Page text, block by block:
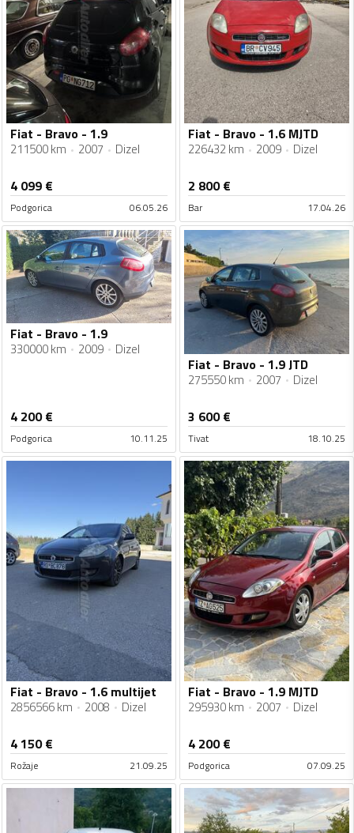
Fiat - Bravo - 1.9
211500 km 2007 Dizel
4 099 €
Podgorica 06.05.26
Fiat - Bravo - 1.6 MJTD
226432 km 2009 Dizel
2 800€
Bar 17.04.26
Fiat - Bravo - 1.9
330000 km 2009 Dizel
4 200€
Podgorica 10.11.25
Fiat - Bravo - 1.9 JTD
275550 km 2007 Dizel
3 600€
Tivat 18.10.25
Fiat - Bravo - 1.6 multijet
2856566 km 2008 Dizel
4 150€
Rožaje 21.09.25
Fiat - Bravo - 1.9 MJTD
295930 km 2007 Dizel
4 200€
Podgorica 07.09.25